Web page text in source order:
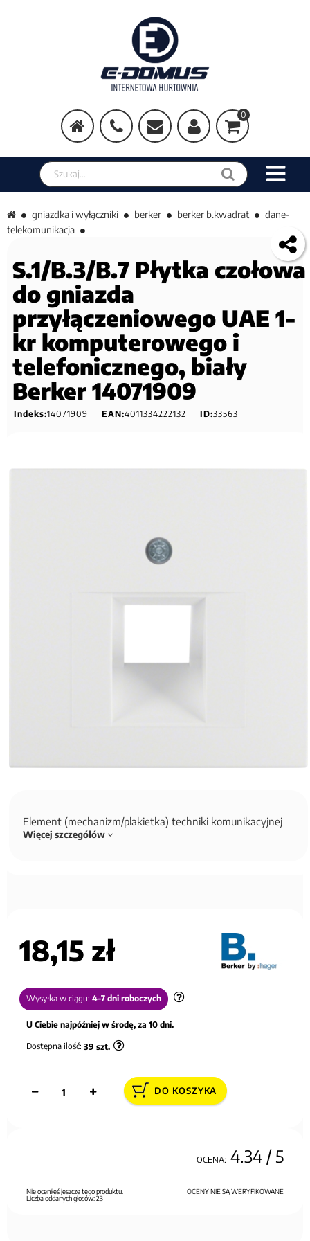
0
Szukaj w sklepie
gniazdka i wyłączniki berker berker b.kwadrat
dane-
telekomunikacja
S.1/B.3/B.7 Płytka czołowa
do gniazda
przyłączeniowego UAE 1-
kr komputerowego i
telefonicznego, biały
Berker 14071909
Indeks:14071909 EAN:4011334222132 ID:33563
Element (mechanizm/plakietka) techniki komunikacyjnej
Więcej szczegółów
18,15 zł
Wysyłka w ciągu: 4-7 dni roboczych
U Ciebie najpóźniej w środę, za 10 dni.
Dostępna ilość: 39 szt.
DO KOSZYKA
OCENA: 4.34 / 5
OCENY NIE SĄ WERYFIKOWANE
Nie oceniłeś jeszcze tego produktu.
Liczba oddanych głosów:23